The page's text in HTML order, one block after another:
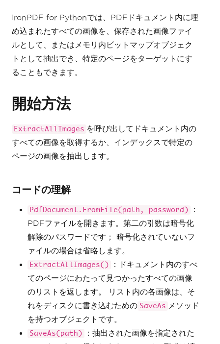
IronPDF for Pythonでは、PDFドキュメント内に埋
め込まれたすべての画像を、保存された画像ファイ
ルとして、またはメモリ内ビットマップオブジェク
トとして抽出でき、特定のページをターゲットにす
ることもできます。
開始方法
ExtractAllImages を呼び出してドキュメント内の
すべての画像を取得するか、インデックスで特定の
ページの画像を抽出します。
コードの理解
PdfDocument.FromFile(path, password)
：
PDFファイルを開きます。第二の引数は暗号化
解除のパスワードです； 暗号化されていないフ
ァイルの場合は省略します。
ExtractAllImages()
：ドキュメント内のすべ
てのページにわたって見つかったすべての画像
のリストを返します。 リスト内の各画像は、そ
れをディスクに書き込むための SaveAs メソッド
を持つオブジェクトです。
SaveAs(path)
：抽出された画像を指定された